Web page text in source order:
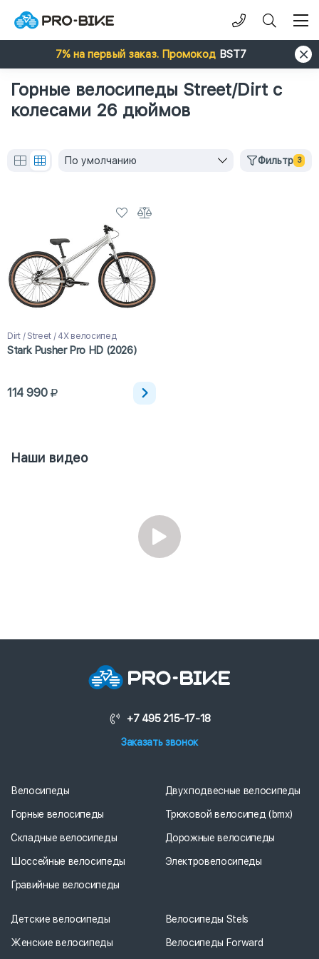
7% на первый заказ. Промокод BST7
Горные велосипеды Street/Dirt с
колесами 26 дюймов
По умолчанию Фильтр 3
Dirt / Street / 4X велосипед
Stark Pusher Pro HD (2026)
114 990
Наши видео
+7 495 215-17-18
Заказать звонок
Велосипеды
Горные велосипеды
Складные велосипеды
Шоссейные велосипеды
Гравийные велосипеды
Двухподвесные велосипеды
Трюковой велосипед (bmx)
Дорожные велосипеды
Электровелосипеды
Детские велосипеды
Женские велосипеды
Велосипеды Stels
Велосипеды Forward